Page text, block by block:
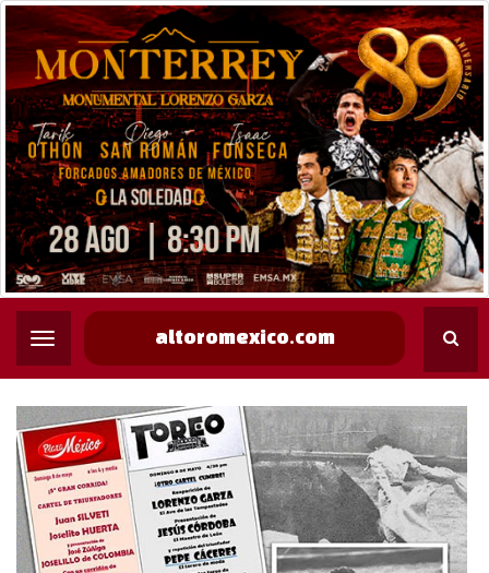
altoromexico.com